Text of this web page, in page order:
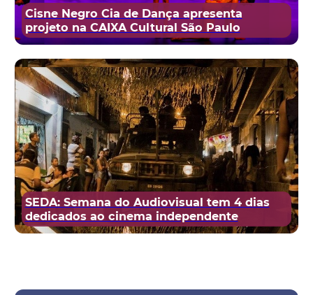
Cisne Negro Cia de Dança apresenta
projeto na CAIXA Cultural São Paulo
SEDA: Semana do Audiovisual tem 4 dias
dedicados ao cinema independente